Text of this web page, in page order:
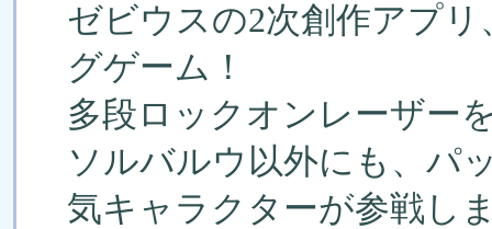
ゼビウスの2次創作アプ
グゲーム！
多段ロックオンレーザー
ソルバルウ以外にも、パ
気キャラクターが参戦し